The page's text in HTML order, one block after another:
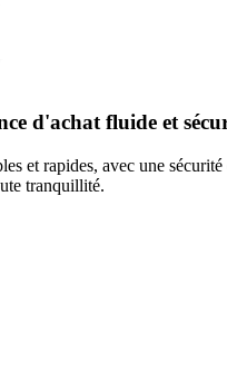
d'achat fluide et
et rapides, avec une
tranquillité.